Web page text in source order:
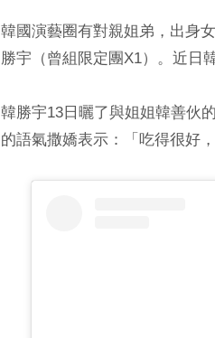
韓國演藝圈有對親姐弟，出身
勝宇（曾組限定團X1）。近日
韓勝宇13日曬了與姐姐韓善伙
的語氣撒嬌表示：「吃得很好，